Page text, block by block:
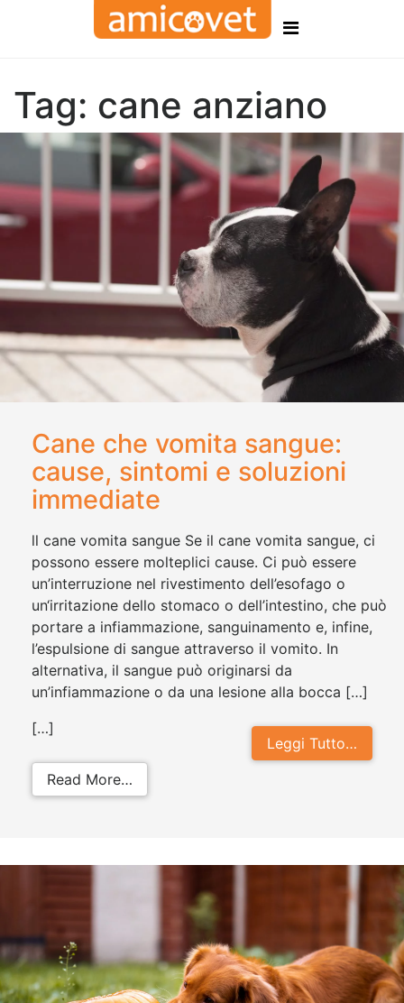
Tag: cane anziano
Cane che vomita sangue:
cause, sintomi e soluzioni
immediate
ll cane vomita sangue Se il cane vomita sangue, ci
possono essere molteplici cause. Ci può essere
un’interruzione nel rivestimento dell’esofago o
un‘irritazione dello stomaco o dell’intestino, che può
portare a infiammazione, sanguinamento e, infine,
l’espulsione di sangue attraverso il vomito. In
alternativa, il sangue può originarsi da
un’infiammazione o da una lesione alla bocca […]
Leggi Tutto…
[…]
Read More…